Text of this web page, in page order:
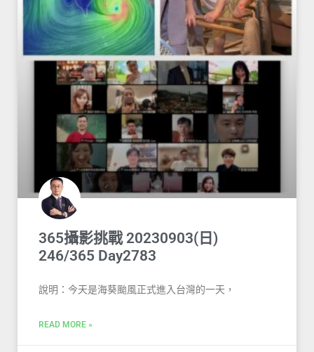
365攝影挑戰 20230903(日)
246/365 Day2783
說明：今天是海葵颱風正式進入台灣的一天，
READ MORE »